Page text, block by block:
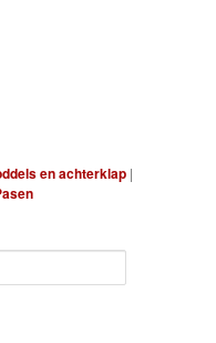
en achterklap |